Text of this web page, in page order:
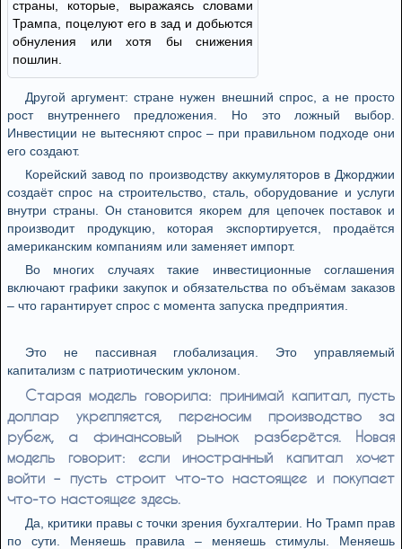
страны, которые, выражаясь словами
Трампа, поцелуют его в зад и добьются
обнуления или хотя бы снижения
пошлин.
Другой аргумент: стране нужен внешний спрос, а не просто
рост внутреннего предложения. Но это ложный выбор.
Инвестиции не вытесняют спрос – при правильном подходе они
его создают.
Корейский завод по производству аккумуляторов в Джорджии
создаёт спрос на строительство, сталь, оборудование и услуги
внутри страны. Он становится якорем для цепочек поставок и
производит продукцию, которая экспортируется, продаётся
американским компаниям или заменяет импорт.
Во многих случаях такие инвестиционные соглашения
включают графики закупок и обязательства по объёмам заказов
– что гарантирует спрос с момента запуска предприятия.
Это не пассивная глобализация. Это управляемый
капитализм с патриотическим уклоном.
Старая модель говорила: принимай капитал, пусть
доллар укрепляется, переносим производство за
рубеж, а финансовый рынок разберётся. Новая
модель говорит: если иностранный капитал хочет
войти – пусть строит что-то настоящее и покупает
что-то настоящее здесь.
Да, критики правы с точки зрения бухгалтерии. Но Трамп прав
по сути. Меняешь правила – меняешь стимулы. Меняешь